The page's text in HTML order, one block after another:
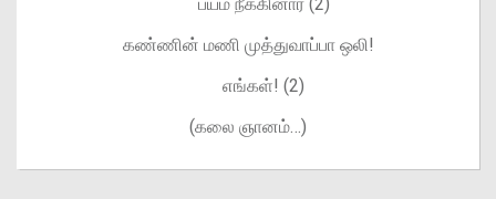
கண்ணின் மணி முத்துவாப்பா ஒலி!
எங்கள்! (2)
(கலை ஞானம்…)